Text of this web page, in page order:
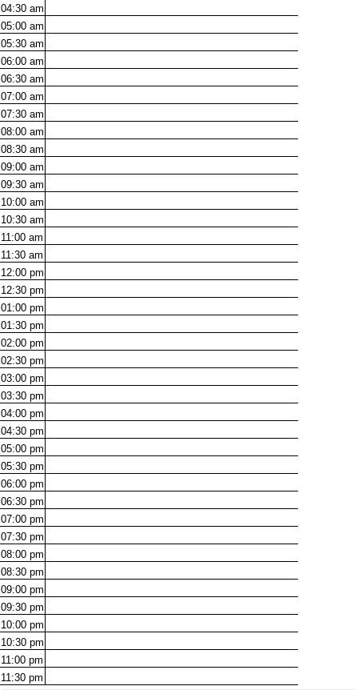
04:30 am
05:00 am
05:30 am
06:00 am
06:30 am
07:00 am
07:30 am
08:00 am
08:30 am
09:00 am
09:30 am
10:00 am
10:30 am
11:00 am
11:30 am
12:00 pm
12:30 pm
01:00 pm
01:30 pm
02:00 pm
02:30 pm
03:00 pm
03:30 pm
04:00 pm
04:30 pm
05:00 pm
05:30 pm
06:00 pm
06:30 pm
07:00 pm
07:30 pm
08:00 pm
08:30 pm
09:00 pm
09:30 pm
10:00 pm
10:30 pm
11:00 pm
11:30 pm